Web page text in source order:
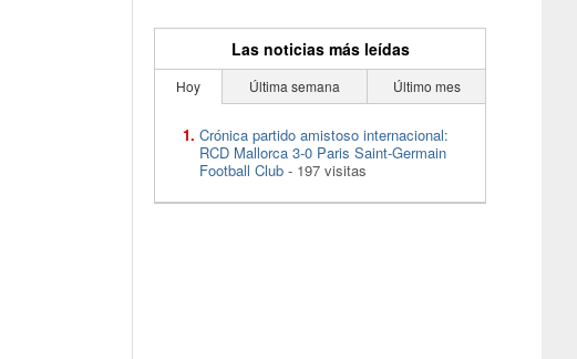
Las noticias más leídas
Hoy Última semana Último mes
Crónica partido amistoso internacional:
RCD Mallorca 3-0 Paris Saint-Germain
Football Club - 197 visitas